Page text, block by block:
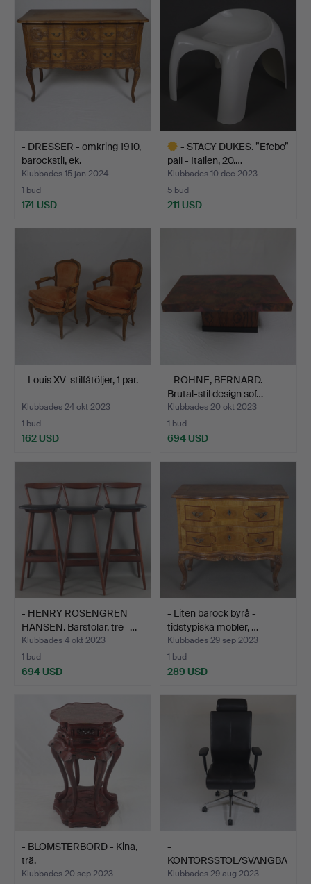
- DRESSER - omkring 1910,
barockstil, ek.
Klubbades 15 jan 2024
1 bud
174 USD
- STACY DUKES. ”Efebo”
pall - Italien, 20.…
Klubbades 10 dec 2023
5 bud
211 USD
- Louis XV-stilfåtöljer, 1 par.
Klubbades 24 okt 2023
1 bud
162 USD
- ROHNE, BERNARD. -
Brutal-stil design sof…
Klubbades 20 okt 2023
1 bud
694 USD
- HENRY ROSENGREN
HANSEN. Barstolar, tre -…
Klubbades 4 okt 2023
1 bud
694 USD
- Liten barock byrå -
tidstypiska möbler, …
Klubbades 29 sep 2023
1 bud
289 USD
- BLOMSTERBORD - Kina,
trä.
Klubbades 20 sep 2023
-
KONTORSSTOL/SVÄNGBA
R STOL PRO-TEC XXL - …
Klubbades 29 aug 2023